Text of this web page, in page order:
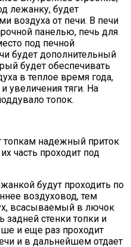
лежанку, будет
воздуха от печи. В печи
панелью, печь для
под печной
будет дополнительный
будет обеспечивать
в теплое время года,
увеличения тяги. На
топок.
топкам надежный приток
часть проходит под
будут проходить по
воздуховод, тем
всасываемый в лючок
задней стенки топки и
и еще раз проходит
и в дальнейшем отдает